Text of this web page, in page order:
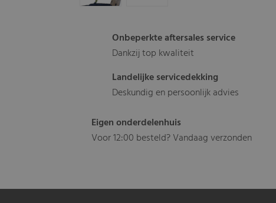
Onbeperkte aftersales service
Dankzij top kwaliteit
Landelijke servicedekking
Deskundig en persoonlijk advies
Eigen onderdelenhuis
Voor 12:00 besteld? Vandaag verzonden